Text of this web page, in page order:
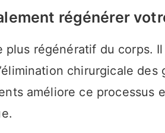
régénérer
plus régénératif du corps.
chirurgicale
améliore ce processus